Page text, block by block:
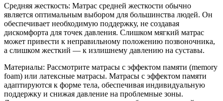
Средняя жесткость: Матрас средней жесткости обычно
является оптимальным выбором для большинства людей. Он
обеспечивает необходимую поддержку, не создавая
дискомфорта для точек давления. Слишком мягкий матрас
может привести к неправильному положению позвоночника,
а слишком жесткий — к излишнему давлению на суставы.
Материалы: Рассмотрите матрасы с эффектом памяти (memory
foam) или латексные матрасы. Матрасы с эффектом памяти
адаптируются к форме тела, обеспечивая индивидуальную
поддержку и снижая давление на проблемные зоны.